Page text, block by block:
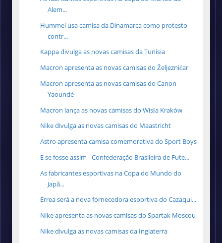
Alem...
Hummel usa camisa da Dinamarca como protesto
contr...
Kappa divulga as novas camisas da Tunísia
Macron apresenta as novas camisas do Željezničar
Macron apresenta as novas camisas do Canon
Yaoundé
Macron lança as novas camisas do Wisła Kraków
Nike divulga as novas camisas do Maastricht
Astro apresenta camisa comemorativa do Sport Boys
E se fosse assim - Confederação Brasileira de Fute...
As fabricantes esportivas na Copa do Mundo do
Japã...
Errea será a nova fornecedora esportiva do Cazaqui...
Nike apresenta as novas camisas do Spartak Moscou
Nike divulga as novas camisas da Inglaterra